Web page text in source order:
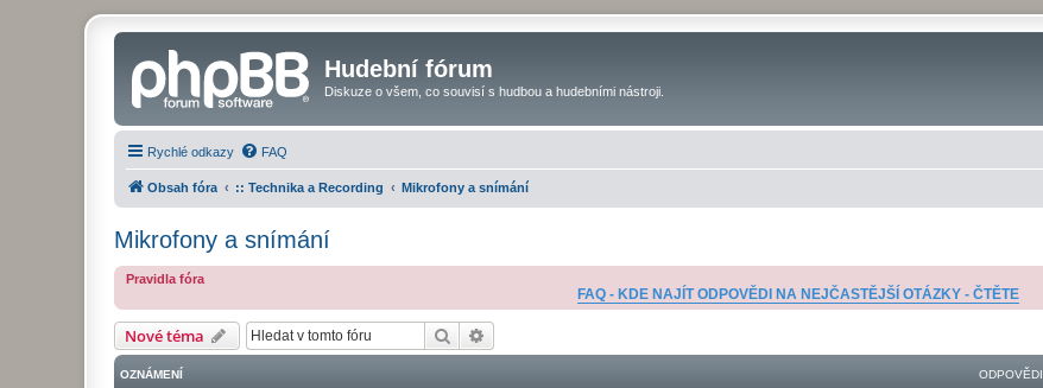
Hudební fórum
Diskuze o všem, co souvisí s hudbou a hudebními nástroji.
Rychlé odkazy FAQ
Obsah fóra :: Technika a Recording Mikrofony a snímání
Mikrofony a snímání
Pravidla fóra
FAQ - KDE NAJÍT ODPOVĚDI NA NEJČASTĚJŠÍ OTÁZKY - ČTĚTE
Nové téma Hledat
OZNÁMENÍ ODPOVĚDI